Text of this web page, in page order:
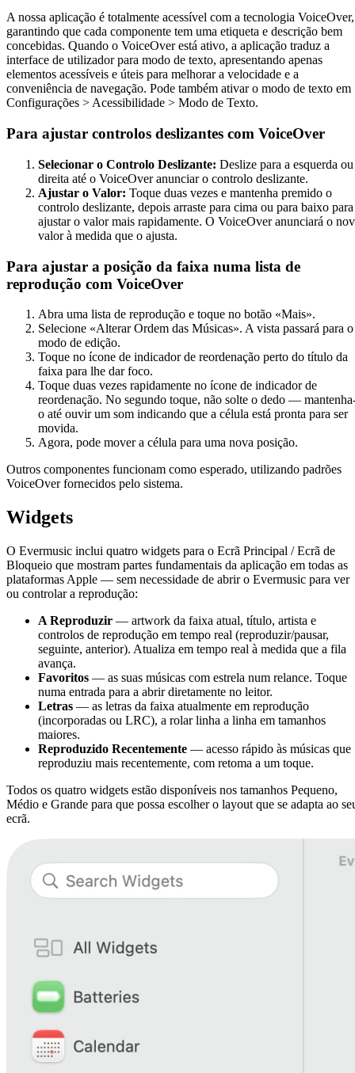
A nossa aplicação é totalmente acessível com a tecnologia VoiceOver,
garantindo que cada componente tem uma etiqueta e descrição bem
concebidas. Quando o VoiceOver está ativo, a aplicação traduz a
interface de utilizador para modo de texto, apresentando apenas
elementos acessíveis e úteis para melhorar a velocidade e a
conveniência de navegação. Pode também ativar o modo de texto em
Configurações > Acessibilidade > Modo de Texto.
Para ajustar controlos deslizantes com VoiceOver
Selecionar o Controlo Deslizante: Deslize para a esquerda ou
direita até o VoiceOver anunciar o controlo deslizante.
Ajustar o Valor: Toque duas vezes e mantenha premido o
controlo deslizante, depois arraste para cima ou para baixo para
ajustar o valor mais rapidamente. O VoiceOver anunciará o
valor à medida que o ajusta.
Para ajustar a posição da faixa numa lista de
reprodução com VoiceOver
Abra uma lista de reprodução e toque no botão «Mais».
Selecione «Alterar Ordem das Músicas». A vista passará para o
modo de edição.
Toque no ícone de indicador de reordenação perto do título da
faixa para lhe dar foco.
Toque duas vezes rapidamente no ícone de indicador de
reordenação. No segundo toque, não solte o dedo —
o até ouvir um som indicando que a célula está pronta para ser
movida.
Agora, pode mover a célula para uma nova posição.
Outros componentes funcionam como esperado, utilizando padrões
VoiceOver fornecidos pelo sistema.
Widgets
O Evermusic inclui quatro widgets para o Ecrã Principal / Ecrã de
Bloqueio que mostram partes fundamentais da aplicação em todas as
plataformas Apple — sem necessidade de abrir o Evermusic para ver
ou controlar a reprodução:
A Reproduzir — artwork da faixa atual, título, artista e
controlos de reprodução em tempo real (reproduzir/pausar,
seguinte, anterior). Atualiza em tempo real à medida que a fila
avança.
Favoritos — as suas músicas com estrela num relance. Toque
numa entrada para a abrir diretamente no leitor.
Letras — as letras da faixa atualmente em reprodução
(incorporadas ou LRC), a rolar linha a linha em tamanhos
maiores.
Reproduzido Recentemente — acesso rápido às músicas que
reproduziu mais recentemente, com retoma a um toque.
Todos os quatro widgets estão disponíveis nos tamanhos Pequeno,
Médio e Grande para que possa escolher o layout que se adapta ao
ecrã.